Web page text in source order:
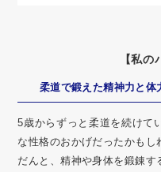
【私の
柔道で鍛えた精神力と体
5歳からずっと柔道を続けて
な性格のおかげだったかも
だんと、精神や身体を鍛錬す